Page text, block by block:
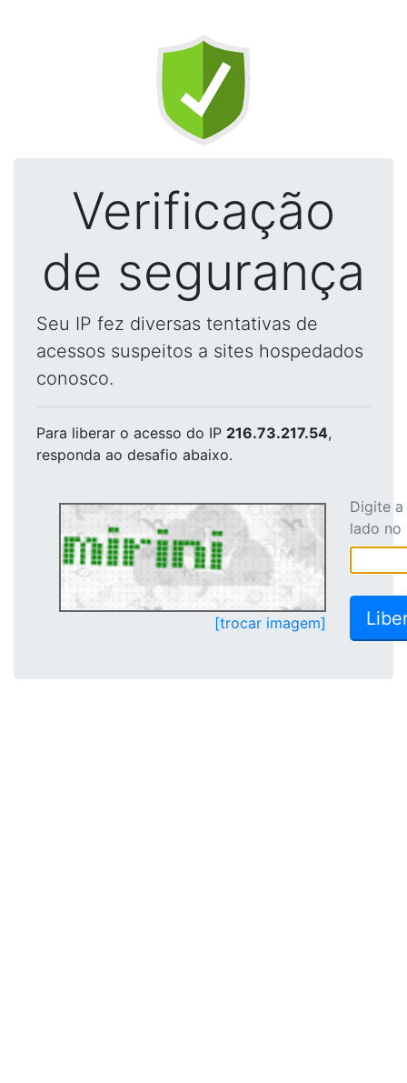
Verificação
de segurança
Seu IP fez diversas tentativas de
acessos suspeitos a sites hospedados
conosco.
Para liberar o acesso do IP 216.73.217.54,
responda ao desafio abaixo.
[trocar imagem]
Digite
lado no